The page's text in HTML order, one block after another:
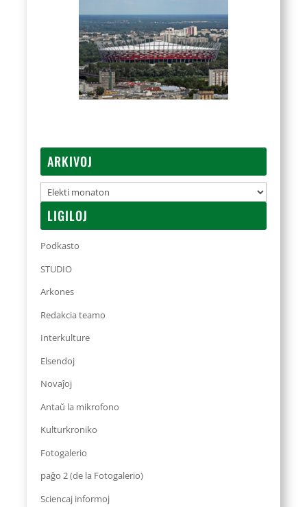
ARKIVOJ
Arkivoj
LIGILOJ
Podkasto
STUDIO
Arkones
Redakcia teamo
Interkulture
Elsendoj
Novaĵoj
Antaŭ la mikrofono
Kulturkroniko
Fotogalerio
paĝo 2 (de la Fotogalerio)
Sciencaj informoj